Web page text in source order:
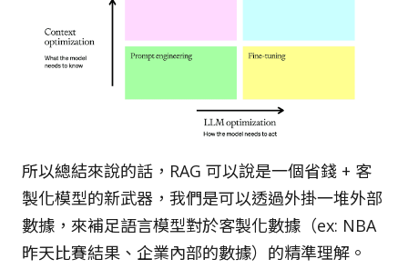
所以總結來說的話，RAG 可以說是一個省錢 + 客
製化模型的新武器，我們是可以透過外掛一堆外部
數據，來補足語言模型對於客製化數據（ex: NBA
昨天比賽結果、企業內部的數據）的精準理解。